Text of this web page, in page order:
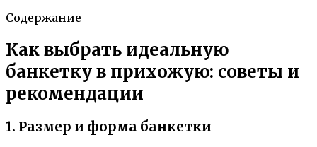
Содержание
Как выбрать идеальную
банкетку в прихожую: советы и
рекомендации
1. Размер и форма банкетки